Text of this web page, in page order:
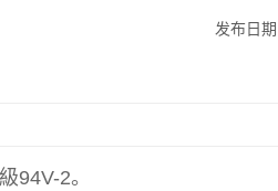
发布日期
94V-2。